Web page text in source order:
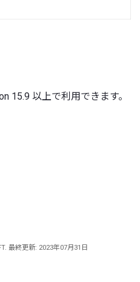
15.9 以上で利用できます。
最終更新: 2023年07月31日